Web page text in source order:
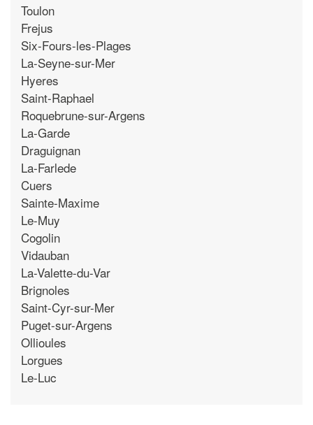
Toulon
Frejus
Six-Fours-les-Plages
La-Seyne-sur-Mer
Hyeres
Saint-Raphael
Roquebrune-sur-Argens
La-Garde
Draguignan
La-Farlede
Cuers
Sainte-Maxime
Le-Muy
Cogolin
Vidauban
La-Valette-du-Var
Brignoles
Saint-Cyr-sur-Mer
Puget-sur-Argens
Ollioules
Lorgues
Le-Luc